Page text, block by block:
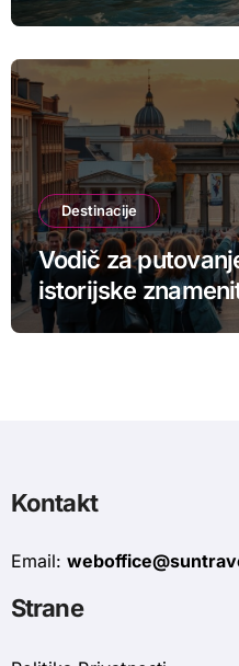
Destinacije
Vodič za
istorijske
budžet
Kontakt
Email:
Strane